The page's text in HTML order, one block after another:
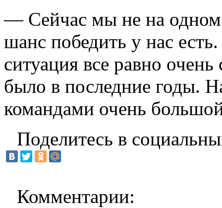
— Сейчас мы не на одном
шанс победить у нас
ситуация все равно очень
было в последние годы.
командами очень
Поделитесь в
Комментарии: